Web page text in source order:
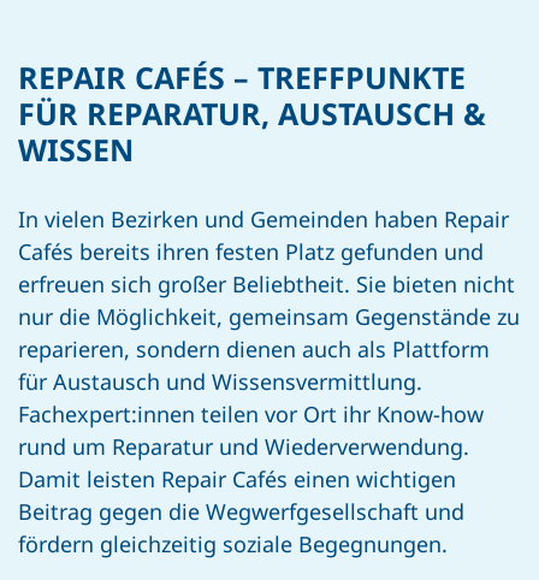
REPAIR CAFÉS – TREFFPUNKTE
FÜR REPARATUR, AUSTAUSCH &
WISSEN
In vielen Bezirken und Gemeinden haben Repair
Cafés bereits ihren festen Platz gefunden und
erfreuen sich großer Beliebtheit. Sie bieten nicht
nur die Möglichkeit, gemeinsam Gegenstände zu
reparieren, sondern dienen auch als Plattform
für Austausch und Wissensvermittlung.
Fachexpert:innen teilen vor Ort ihr Know-how
rund um Reparatur und Wiederverwendung.
Damit leisten Repair Cafés einen wichtigen
Beitrag gegen die Wegwerfgesellschaft und
fördern gleichzeitig soziale Begegnungen.